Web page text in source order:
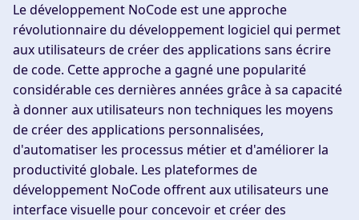
Le développement NoCode est une approche
révolutionnaire du développement logiciel qui permet
aux utilisateurs de créer des applications sans écrire
de code. Cette approche a gagné une popularité
considérable ces dernières années grâce à sa capacité
à donner aux utilisateurs non techniques les moyens
de créer des applications personnalisées,
d'automatiser les processus métier et d'améliorer la
productivité globale. Les plateformes de
développement NoCode offrent aux utilisateurs une
interface visuelle pour concevoir et créer des